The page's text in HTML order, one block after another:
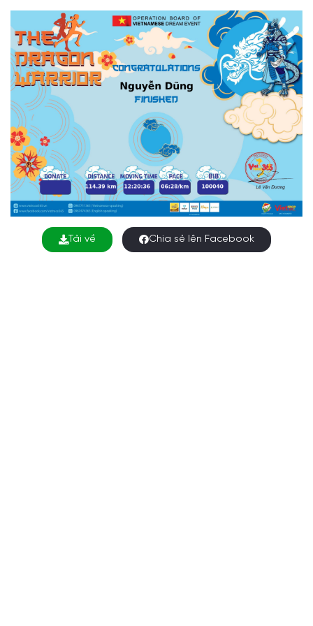
Tải về Chia sẻ lên Facebook